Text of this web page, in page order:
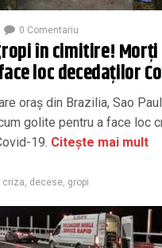
0 Comentariu
în cimitire!
loc decedaților
oraș din Brazilia, Sao
golite pentru a face loc
19. Citește mai mult
criza, decese, gropi